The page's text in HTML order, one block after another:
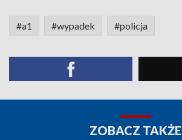
#a1 #wypadek #policja
ZOBACZ TAKŻE